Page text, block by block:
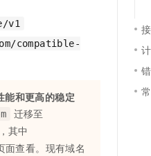
v1
compatible-
能和更高的稳定
迁移至
，其中
面查看。现有域名
提取 与 AI
构建
机器